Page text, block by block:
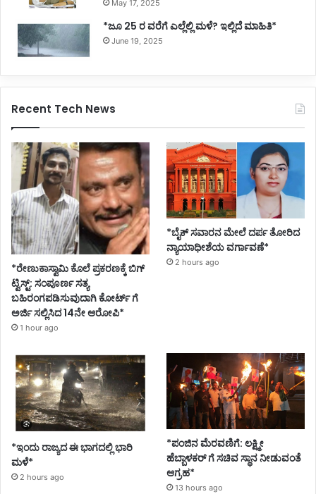
May 17, 2025
*ಜೂ 25 ರ ವರೆಗೆ ಎಲ್ಲೆಲ್ಲಿ ಮಳೆ? ಇಲ್ಲಿದೆ ಮಾಹಿತಿ*
June 19, 2025
Recent Tech News
*ರೇಣುಕಾಸ್ವಾಮಿ ಕೊಲೆ ಪ್ರಕರಣಕ್ಕೆ ಬಿಗ್
ಟ್ವಿಸ್ಟ್: ಸಂಪೂರ್ಣ ಸತ್ಯ
ಬಹಿರಂಗಪಡಿಸುವುದಾಗಿ ಕೋರ್ಟ್ ಗೆ
ಅರ್ಜಿ ಸಲ್ಲಿಸಿದ 14ನೇ ಆರೋಪಿ*
1 hour ago
*ಬೈಕ್ ಸವಾರನ ಮೇಲೆ ದರ್ಪ ತೋರಿದ
ನ್ಯಾಯಾಧೀಶೆಯ ವರ್ಗಾವಣೆ*
2 hours ago
*ಇಂದು ರಾಜ್ಯದ ಈ ಭಾಗದಲ್ಲಿ ಭಾರಿ
ಮಳೆ*
2 hours ago
*ಪಂಜಿನ ಮೆರವಣಿಗೆ: ಲಕ್ಷ್ಮೀ
ಹೆಬ್ಬಾಳಕರ್ ಗೆ ಸಚಿವ ಸ್ಥಾನ ನೀಡುವಂತೆ
ಆಗ್ರಹ*
13 hours ago